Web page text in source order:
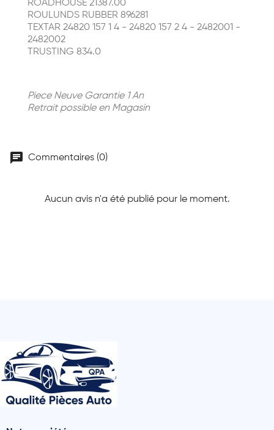
ROADHOUSE 21387.00
ROULUNDS RUBBER 896281
TEXTAR 24820 157 1 4 - 24820 157 2 4 - 2482001 -
2482002
TRUSTING 834.0
Piece Neuve Garantie 1 An
Retrait possible en Magasin
chat Commentaires (0)
Aucun avis n'a été publié pour le moment.